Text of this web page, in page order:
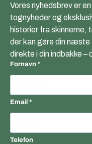
Vores nyhedsbrev er
tognyheder og
historier fra skinnerne,
der kan gøre din næste
direkte i din indbakke –
Fornavn
Email
Telefon